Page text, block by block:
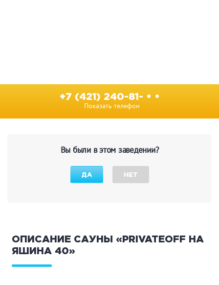
+7 (421) 240-81- • •
Показать телефон
ОПИСАНИЕ САУНЫ «PRIVATEOFF НА
ЯШИНА 40»
Вы были в этом заведении?
ДА НЕТ